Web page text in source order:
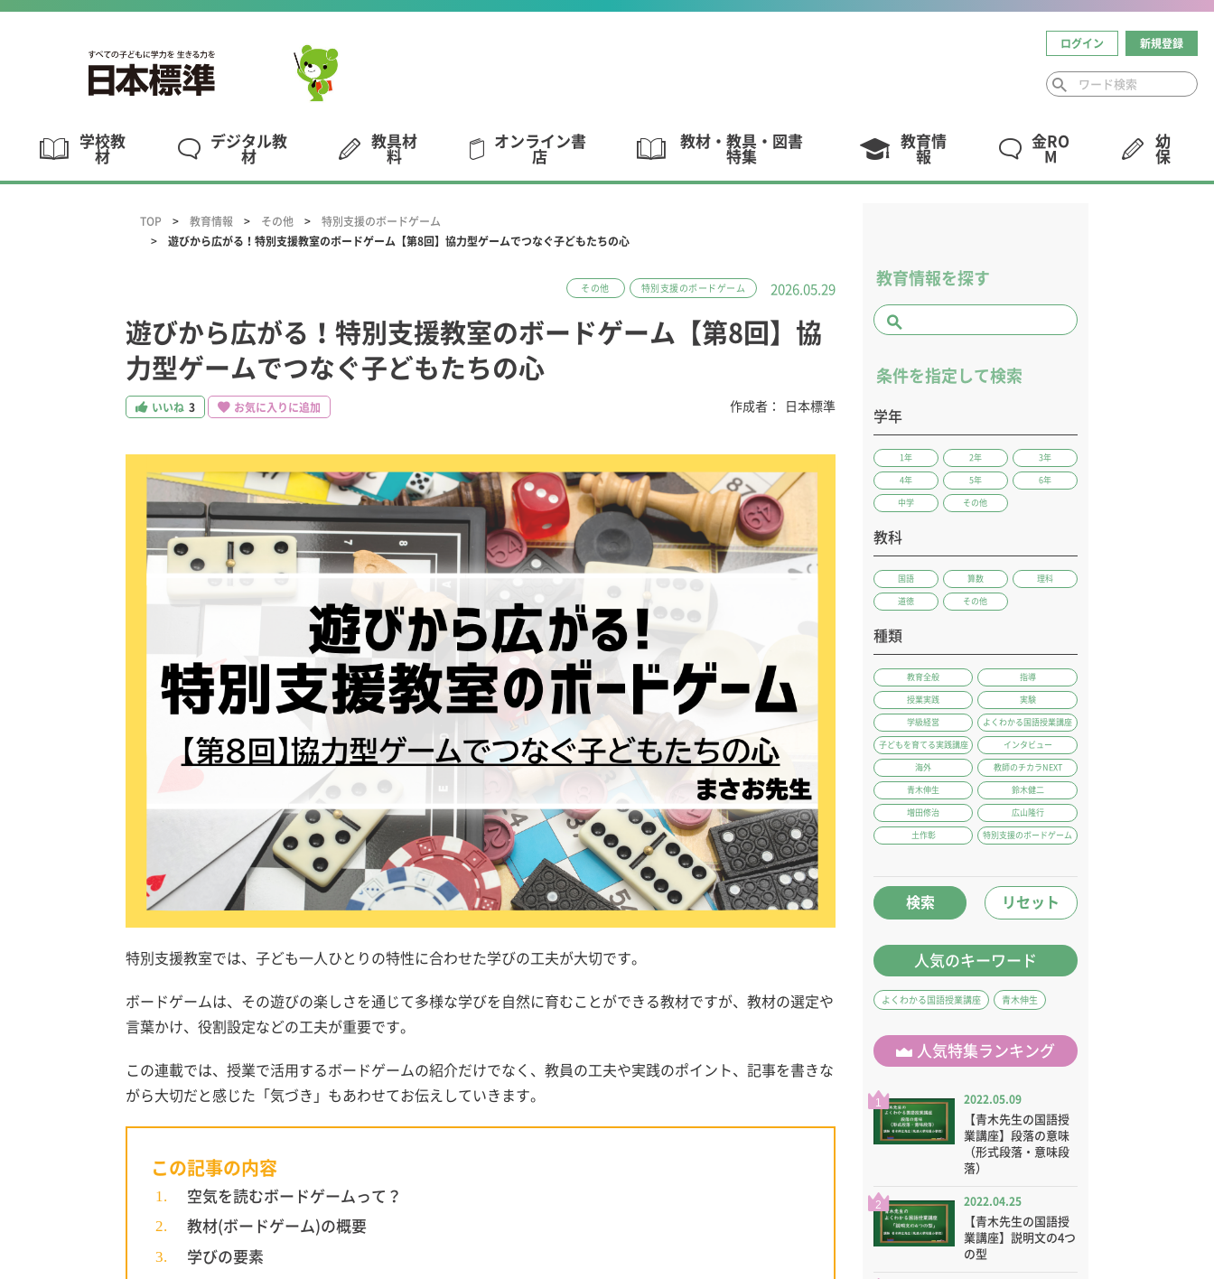
ログイン 新規登録
学校教
材
デジタル教
材
教具材
料
オンライン書
店
教材・教具・図書
特集
教育情
報
金RO
M
幼
保
TOP 教育情報 その他
特別支援のボードゲーム
遊びから広がる！特別支援教室のボードゲーム【第8回】協力型ゲームでつなぐ子どもたちの心
遊びから広がる！特別支援教室のボードゲーム【第8回】協
力型ゲームでつなぐ子どもたちの心
その他 特別支援のボードゲーム 2026.05.29
いいね 3 お気に入りに追加 作成者： 日本標準
特別支援教室では、子ども一人ひとりの特性に合わせた学びの工夫が大切です。
ボードゲームは、その遊びの楽しさを通じて多様な学びを自然に育むことができる教材ですが、教材の選定や
言葉かけ、役割設定などの工夫が重要です。
この連載では、授業で活用するボードゲームの紹介だけでなく、教員の工夫や実践のポイント、記事を書きな
がら大切だと感じた「気づき」もあわせてお伝えしていきます。
この記事の内容
空気を読むボードゲームって？
教材(ボードゲーム)の概要
学びの要素
教育情報を探す
条件を指定して検索
学年
1年 2年 3年
4年 5年 6年
中学 その他
教科
国語 算数 理科
道徳 その他
種類
教育全般 指導
授業実践 実験
学級経営 よくわかる国語授業講座
子どもを育てる実践講座 インタビュー
海外 教師のチカラNEXT
青木伸生 鈴木健二
増田修治 広山隆行
土作彰 特別支援のボードゲーム
検索 リセット
人気のキーワード
よくわかる国語授業講座 青木伸生
人気特集ランキング
1 2022.05.09
【青木先生の国語授
業講座】段落の意味
（形式段落・意味段
落）
2 2022.04.25
【青木先生の国語授
業講座】説明文の4つ
の型